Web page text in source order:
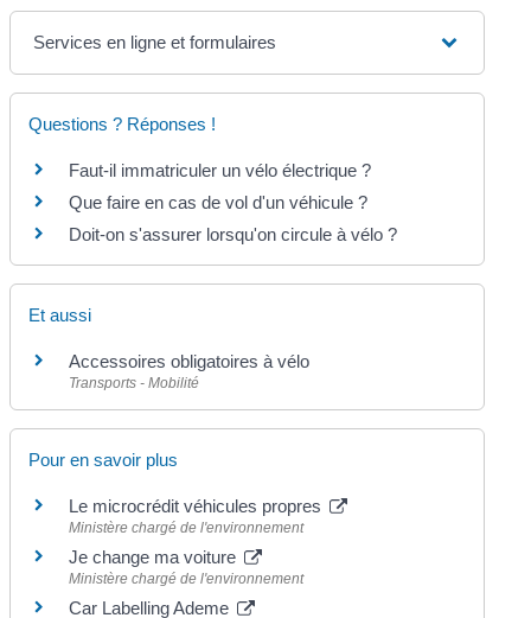
Services en ligne et formulaires
Questions ? Réponses !
Faut-il immatriculer un vélo électrique ?
Que faire en cas de vol d'un véhicule ?
Doit-on s'assurer lorsqu'on circule à vélo ?
Et aussi
Accessoires obligatoires à vélo
Transports - Mobilité
Pour en savoir plus
Le microcrédit véhicules propres
Ministère chargé de l'environnement
Je change ma voiture
Ministère chargé de l'environnement
Car Labelling Ademe